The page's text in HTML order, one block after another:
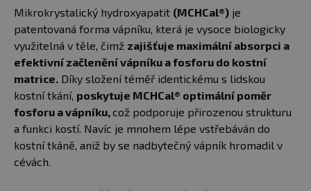
Mikrokrystalický hydroxyapatit (MCHCal®) je
patentovaná forma vápníku, která je vysoce biologicky
využitelná v těle, čimž zajišťuje maximální absorpci a
efektivní začlenění vápníku a fosforu do kostní
matrice. Díky složení téměř identickému s lidskou
kostní tkání, poskytuje MCHCal® optimální poměr
fosforu a vápníku,což podporuje přirozenou strukturu
a funkci kostí. Navíc je mnohem lépe vstřebáván do
kostní tkáně, aniž by se nadbytečný vápník hromadil v
cévách.